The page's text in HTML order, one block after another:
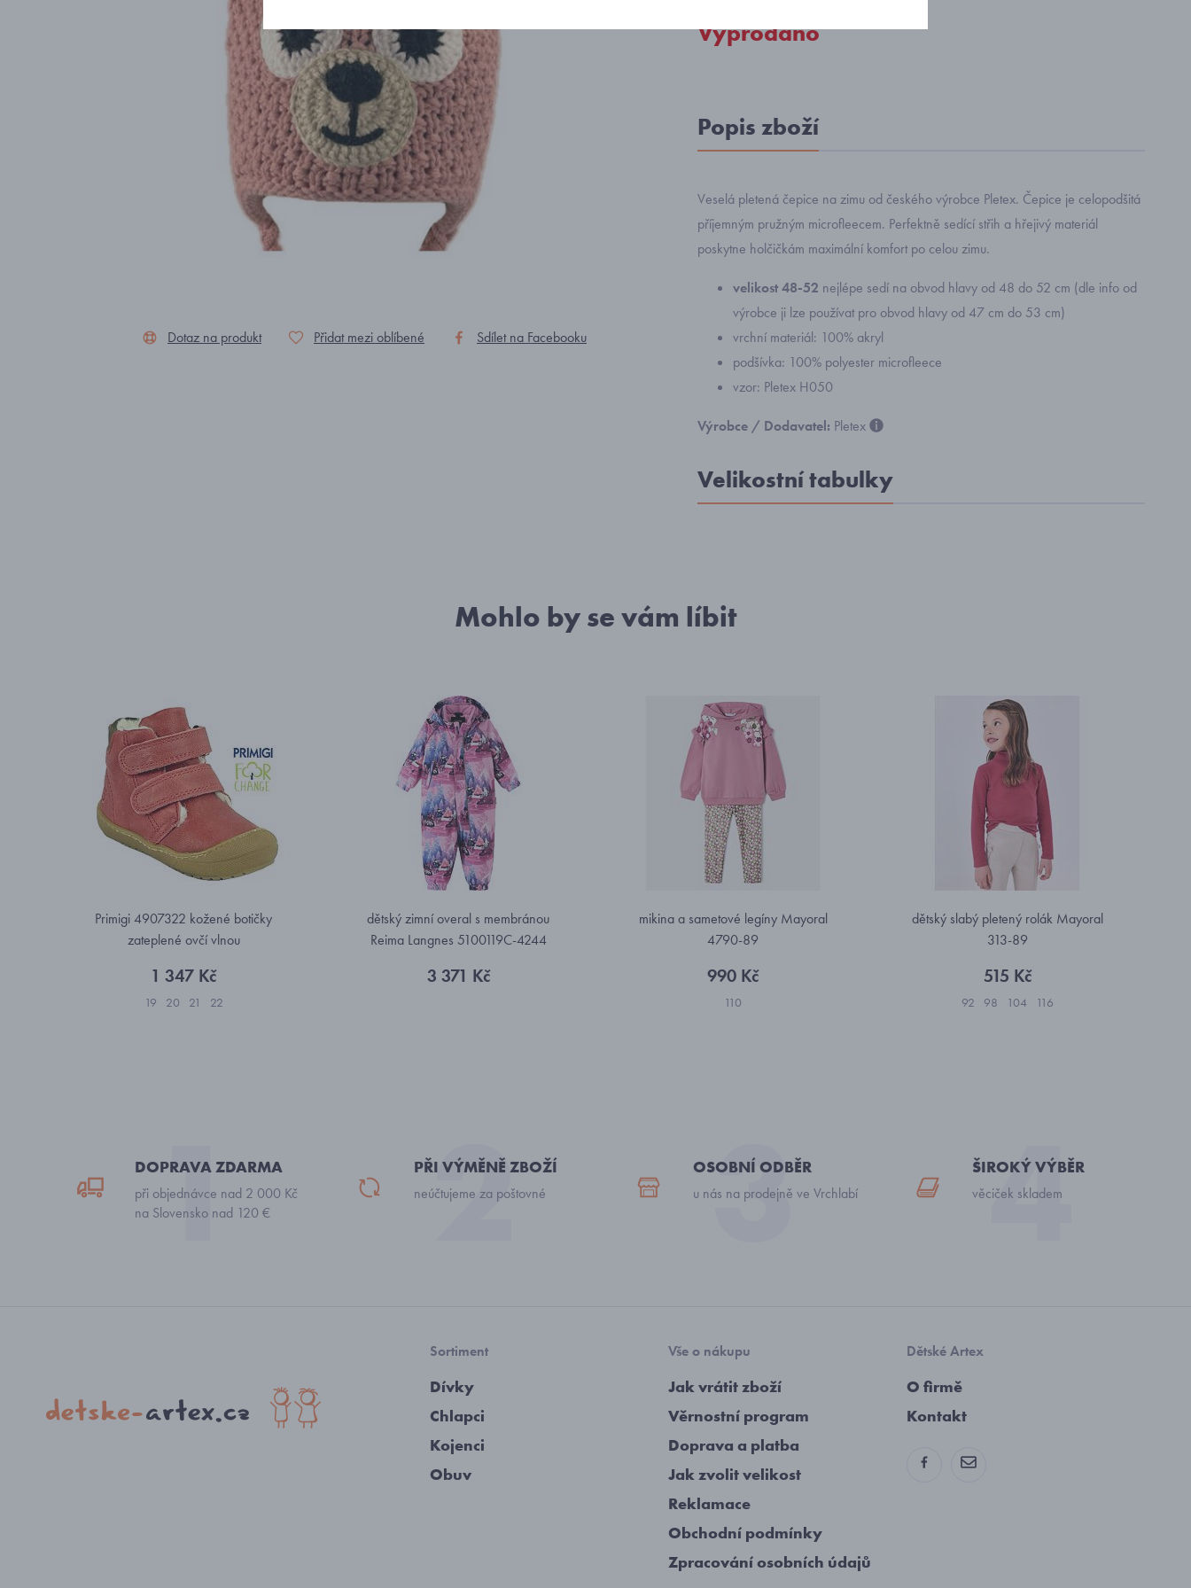
Dotaz na produkt Přidat mezi oblíbené Sdílet na Facebooku
Vyprodáno
Popis zboží
Veselá pletená čepice na zimu od českého výrobce Pletex. Čepice je celopodšitá
příjemným pružným microfleecem. Perfektně sedící střih a hřejivý materiál
poskytne holčičkám maximální komfort po celou zimu.
velikost 48-52 nejlépe sedí na obvod hlavy od 48 do 52 cm (dle info od
výrobce ji lze používat pro obvod hlavy od 47 cm do 53 cm)
vrchní materiál: 100% akryl
podšívka: 100% polyester microfleece
vzor: Pletex H050
Výrobce / Dodavatel: Pletex
Velikostní tabulky
Mohlo by se vám líbit
Primigi 4907322 kožené botičky
zateplené ovčí vlnou
1 347 Kč
19 20 21 22
dětský zimní overal s membránou
Reima Langnes 5100119C-4244
3 371 Kč
mikina a sametové legíny Mayoral
4790-89
990 Kč
110
dětský slabý pletený rolák Mayoral
313-89
515 Kč
92 98 104 116
DOPRAVA ZDARMA
při objednávce nad 2 000 Kč
na Slovensko nad 120 €
PŘI VÝMĚNĚ ZBOŽÍ
neúčtujeme za poštovné
OSOBNÍ ODBĚR
u nás na prodejně ve Vrchlabí
ŠIROKÝ VÝBĚR
věciček skladem
Sortiment
Dívky
Chlapci
Kojenci
Obuv
Vše o nákupu
Jak vrátit zboží
Věrnostní program
Doprava a platba
Jak zvolit velikost
Reklamace
Obchodní podmínky
Zpracování osobních údajů
Dětské Artex
O firmě
Kontakt